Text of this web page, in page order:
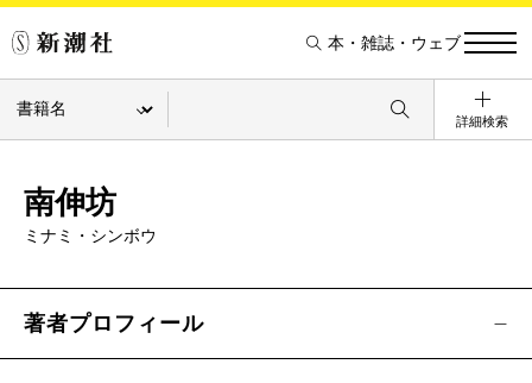
本・雑誌・ウェブ
詳細検索
南伸坊
ミナミ・シンボウ
著者プロフィール